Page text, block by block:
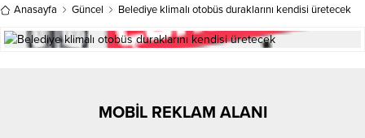
Anasayfa Güncel Belediye klimalı otobüs duraklarını kendisi üretecek
MOBİL REKLAM ALANI